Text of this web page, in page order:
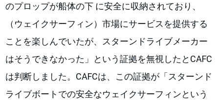
のプロップが船体の下 に安全に収納されており、
（ウェイクサーフィン）市場にサービスを提供する
ことを楽しんでいたが、スターンドライブメーカー
はそうできなかった」という証拠を無視したとCAFC
は判断しました。CAFCは、この証拠が「スターンド
ライブボートでの安全なウェイクサーフィンという